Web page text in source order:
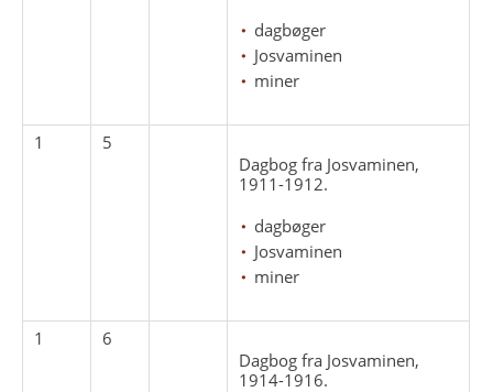
dagbøger
Josvaminen
miner
1
5
Dagbog fra Josvaminen,
1911-1912.
dagbøger
Josvaminen
miner
1
6
Dagbog fra Josvaminen,
1914-1916.